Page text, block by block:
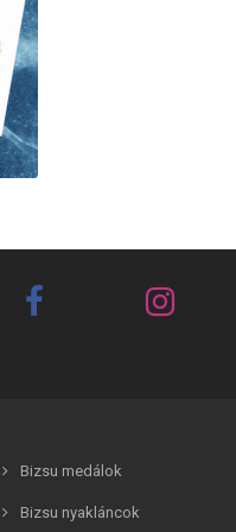
Best Friends
Bizsu medálok
Bizsu nyakláncok